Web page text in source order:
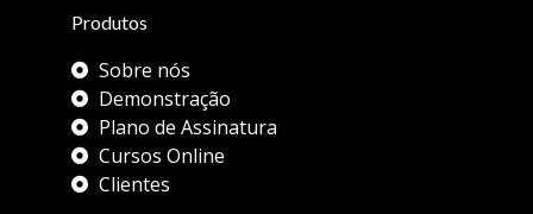
Produtos
Sobre nós
Demonstração
Plano de Assinatura
Cursos Online
Clientes